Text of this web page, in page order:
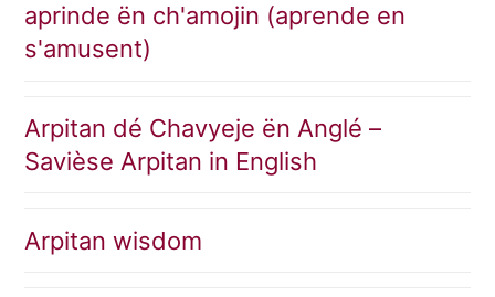
aprinde ën ch'amojin (aprende en
s'amusent)
Arpitan dé Chavyeje ën Anglé –
Savièse Arpitan in English
Arpitan wisdom